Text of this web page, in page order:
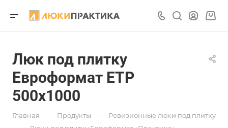
Люк под плитку
Евроформат ЕТР
500х1000
Главная — Продукты — Ревизионные люки под плитку